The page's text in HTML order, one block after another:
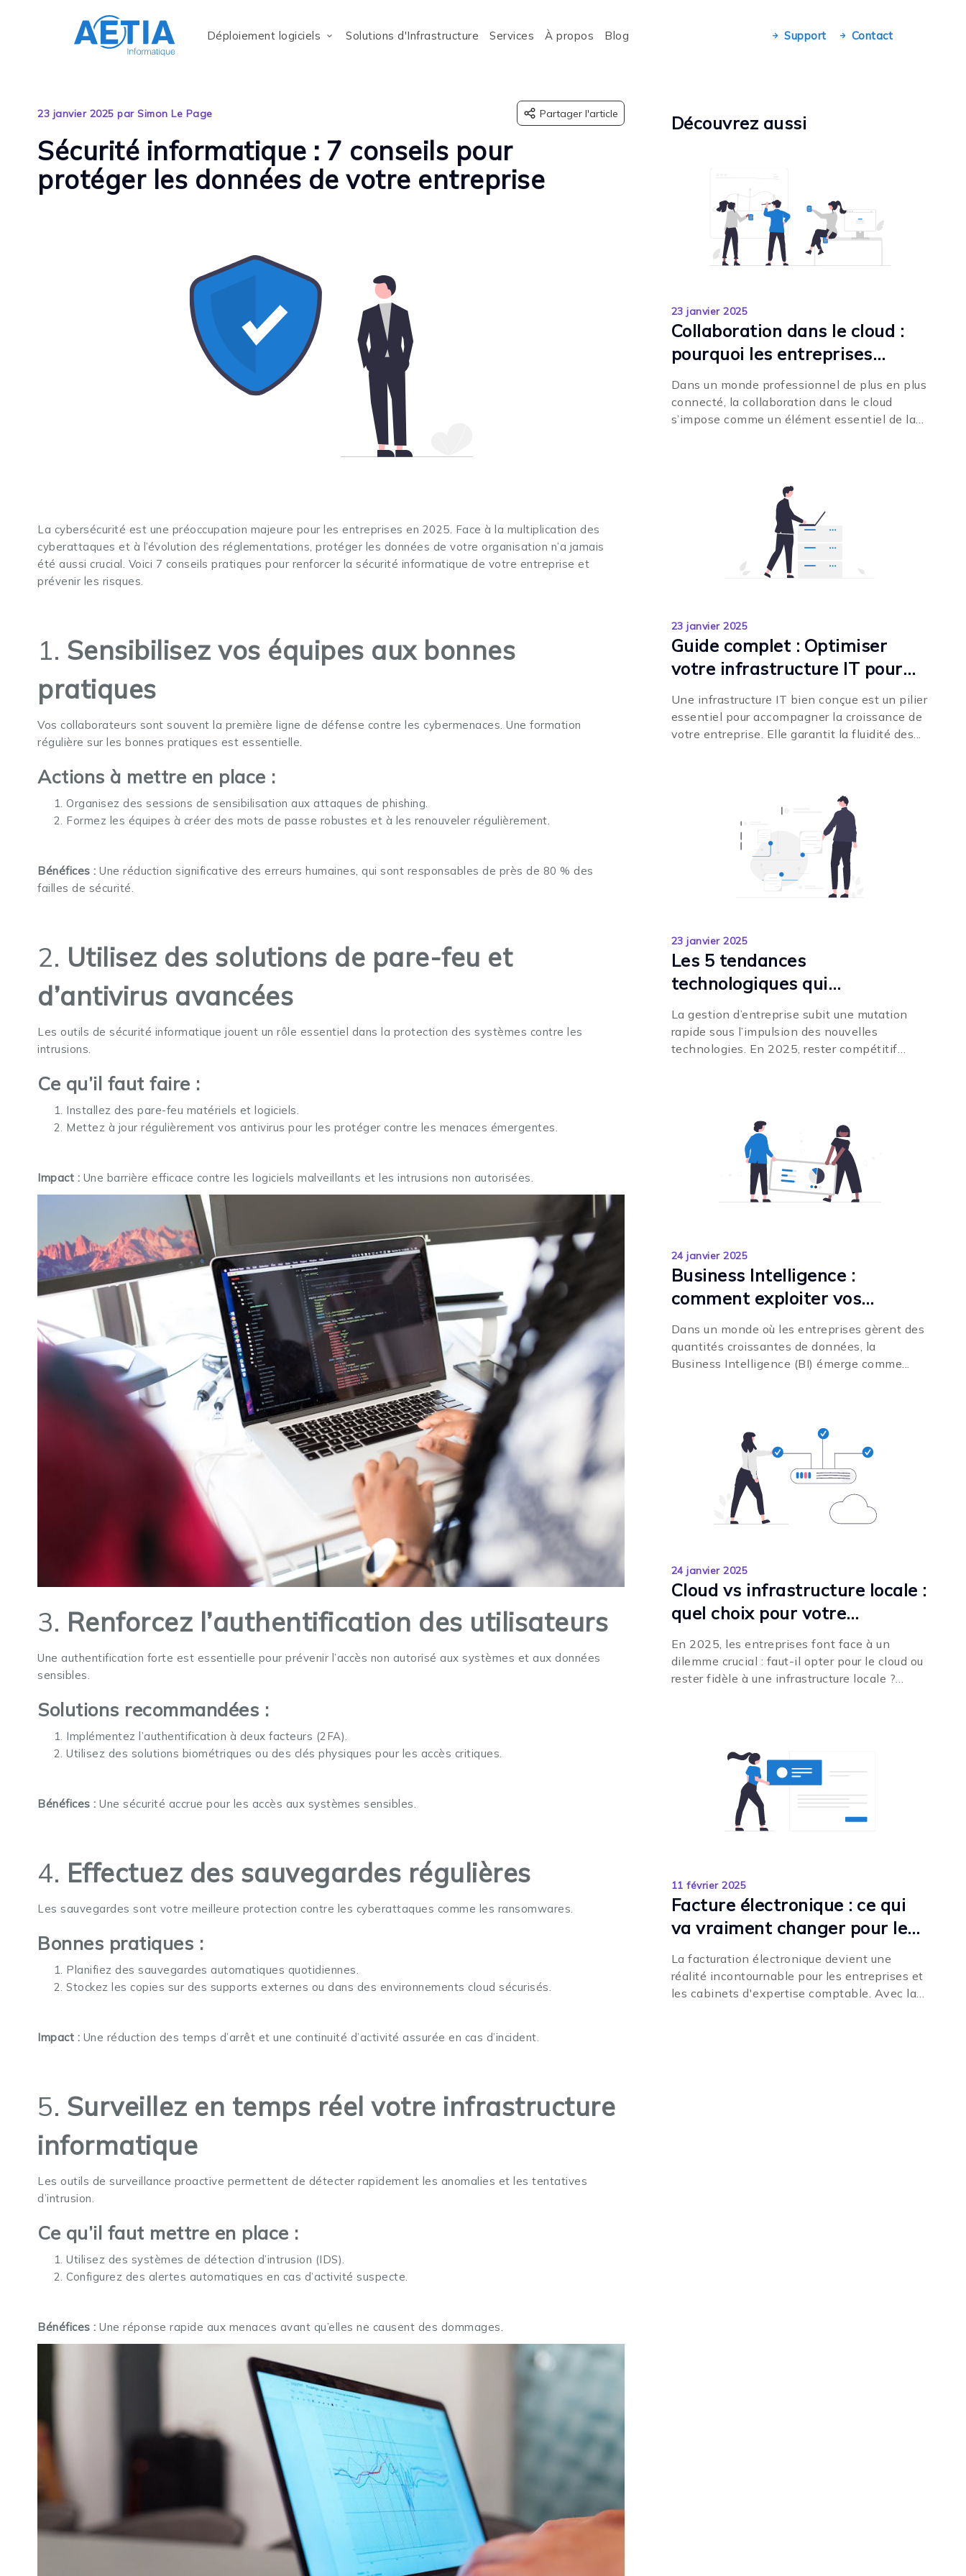
Déploiement logiciels Solutions d'Infrastructure Services À propos Blog Support Contact
23 janvier 2025 par Simon Le Page Partager l'article
Sécurité informatique : 7 conseils pour
protéger les données de votre entreprise
La cybersécurité est une préoccupation majeure pour les entreprises en 2025. Face à la multiplication des
cyberattaques et à l’évolution des réglementations, protéger les données de votre organisation n’a jamais
été aussi crucial. Voici 7 conseils pratiques pour renforcer la sécurité informatique de votre entreprise et
prévenir les risques.
1. Sensibilisez vos équipes aux bonnes
pratiques
Vos collaborateurs sont souvent la première ligne de défense contre les cybermenaces. Une formation
régulière sur les bonnes pratiques est essentielle.
Actions à mettre en place :
Organisez des sessions de sensibilisation aux attaques de phishing.
Formez les équipes à créer des mots de passe robustes et à les renouveler régulièrement.
Bénéfices : Une réduction significative des erreurs humaines, qui sont responsables de près de 80 % des
failles de sécurité.
2. Utilisez des solutions de pare-feu et
d’antivirus avancées
Les outils de sécurité informatique jouent un rôle essentiel dans la protection des systèmes contre les
intrusions.
Ce qu’il faut faire :
Installez des pare-feu matériels et logiciels.
Mettez à jour régulièrement vos antivirus pour les protéger contre les menaces émergentes.
Impact : Une barrière efficace contre les logiciels malveillants et les intrusions non autorisées.
3. Renforcez l’authentification des utilisateurs
Une authentification forte est essentielle pour prévenir l’accès non autorisé aux systèmes et aux données
sensibles.
Solutions recommandées :
Implémentez l’authentification à deux facteurs (2FA).
Utilisez des solutions biométriques ou des clés physiques pour les accès critiques.
Bénéfices : Une sécurité accrue pour les accès aux systèmes sensibles.
4. Effectuez des sauvegardes régulières
Les sauvegardes sont votre meilleure protection contre les cyberattaques comme les ransomwares.
Bonnes pratiques :
Planifiez des sauvegardes automatiques quotidiennes.
Stockez les copies sur des supports externes ou dans des environnements cloud sécurisés.
Impact : Une réduction des temps d’arrêt et une continuité d’activité assurée en cas d’incident.
5. Surveillez en temps réel votre infrastructure
informatique
Les outils de surveillance proactive permettent de détecter rapidement les anomalies et les tentatives
d’intrusion.
Ce qu’il faut mettre en place :
Utilisez des systèmes de détection d’intrusion (IDS).
Configurez des alertes automatiques en cas d’activité suspecte.
Bénéfices : Une réponse rapide aux menaces avant qu’elles ne causent des dommages.
Découvrez aussi
23 janvier 2025
Collaboration dans le cloud :
pourquoi les entreprises
l’adoptent de plus en plus
Dans un monde professionnel de plus en plus
connecté, la collaboration dans le cloud
s’impose comme un élément essentiel de la
23 janvier 2025
Guide complet : Optimiser
votre infrastructure IT pour
accompagner la croissance de
votre entreprise
Une infrastructure IT bien conçue est un pilier
essentiel pour accompagner la croissance de
votre entreprise. Elle garantit la fluidité des...
23 janvier 2025
Les 5 tendances
technologiques qui
transforment la gestion
d’entreprise en 2025
La gestion d’entreprise subit une mutation
rapide sous l’impulsion des nouvelles
technologies. En 2025, rester compétitif
24 janvier 2025
Business Intelligence :
comment exploiter vos
données pour des décisions
plus intelligentes ?
Dans un monde où les entreprises gèrent des
quantités croissantes de données, la
Business Intelligence (BI) émerge comme...
24 janvier 2025
Cloud vs infrastructure locale :
quel choix pour votre
entreprise en 2025 ?
En 2025, les entreprises font face à un
dilemme crucial : faut-il opter pour le cloud ou
rester fidèle à une infrastructure locale ?
11 février 2025
Facture électronique : ce qui
va vraiment changer pour les
entreprises
La facturation électronique devient une
réalité incontournable pour les entreprises et
les cabinets d'expertise comptable. Avec la